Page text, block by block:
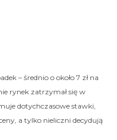
– średnio o około 7 zł na
rynek zatrzymał się w
dotychczasowe stawki,
a tylko nieliczni decydują